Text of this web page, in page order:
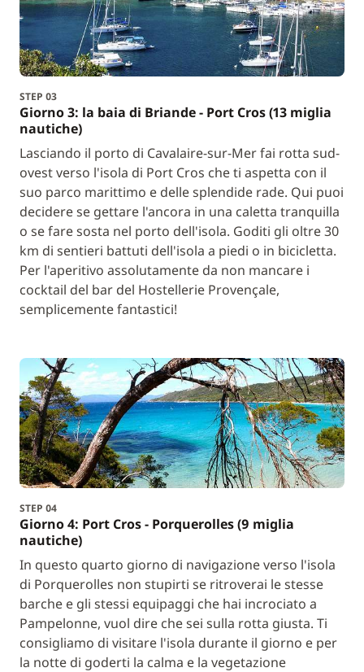
STEP 03
Giorno 3: la baia di Briande - Port Cros (13 miglia
nautiche)
Lasciando il porto di Cavalaire-sur-Mer fai rotta sud-
ovest verso l'isola di Port Cros che ti aspetta con il
suo parco marittimo e delle splendide rade. Qui puoi
decidere se gettare l'ancora in una caletta tranquilla
o se fare sosta nel porto dell'isola. Goditi gli oltre 30
km di sentieri battuti dell'isola a piedi o in bicicletta.
Per l'aperitivo assolutamente da non mancare i
cocktail del bar del Hostellerie Provençale,
semplicemente fantastici!
STEP 04
Giorno 4: Port Cros - Porquerolles (9 miglia
nautiche)
In questo quarto giorno di navigazione verso l'isola
di Porquerolles non stupirti se ritroverai le stesse
barche e gli stessi equipaggi che hai incrociato a
Pampelonne, vuol dire che sei sulla rotta giusta. Ti
consigliamo di visitare l'isola durante il giorno e per
la notte di goderti la calma e la vegetazione